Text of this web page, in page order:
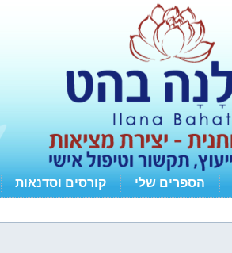
הספרים שלי קורסים וסדנאות